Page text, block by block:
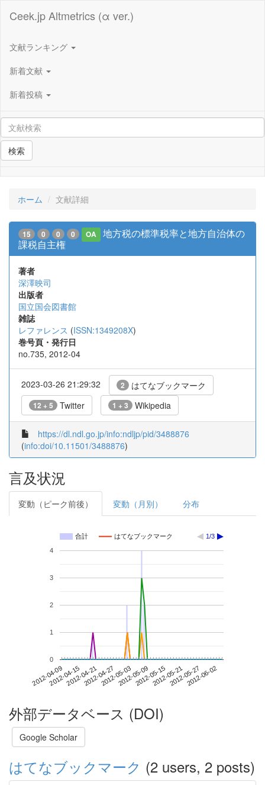
Ceek.jp Altmetrics (α ver.)
文献ランキング
新着文献
新着投稿
検索
ホーム 文献詳細
15 0 0 0 OA
地方税の標準税率と地方自治体の
課税自主権
著者
深澤映司
出版者
国立国会図書館
雑誌
レファレンス (ISSN:1349208X)
巻号頁・発行日
no.735, 2012-04
2023-03-26 21:29:32 2 はてなブックマーク
12 + 5 Twitter 1 + 3 Wikipedia
https://dl.ndl.go.jp/info:ndljp/pid/3488876
(info:doi/10.11501/3488876)
言及状況
変動（ピーク前後） 変動（月別） 分布
合計 はてなブックマーク 1/3
2012-04-092012-04-152012-04-212012-04-272012-05-032012-05-092012-05-152012-05-212012-05-272012-06-02
0
1
2
3
4
外部データベース (DOI)
Google Scholar
はてなブックマーク (2 users, 2 posts)